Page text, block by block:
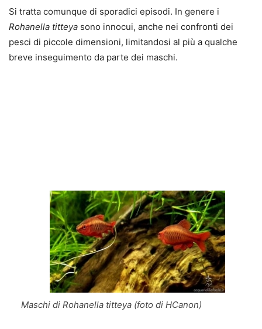
Si tratta comunque di sporadici episodi. In genere i
Rohanella titteya sono innocui, anche nei confronti dei
pesci di piccole dimensioni, limitandosi al più a qualche
breve inseguimento da parte dei maschi.
Maschi di Rohanella titteya (foto di HCanon)